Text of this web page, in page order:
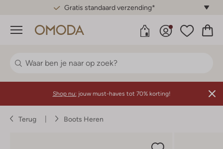
Gratis standaard verzending*
Menu
Shop nu: jouw must-haves tot 70% korting!
Terug Boots Heren